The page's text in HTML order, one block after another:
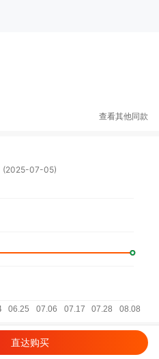
查看其他同款
(2025-07-05)
直达购买